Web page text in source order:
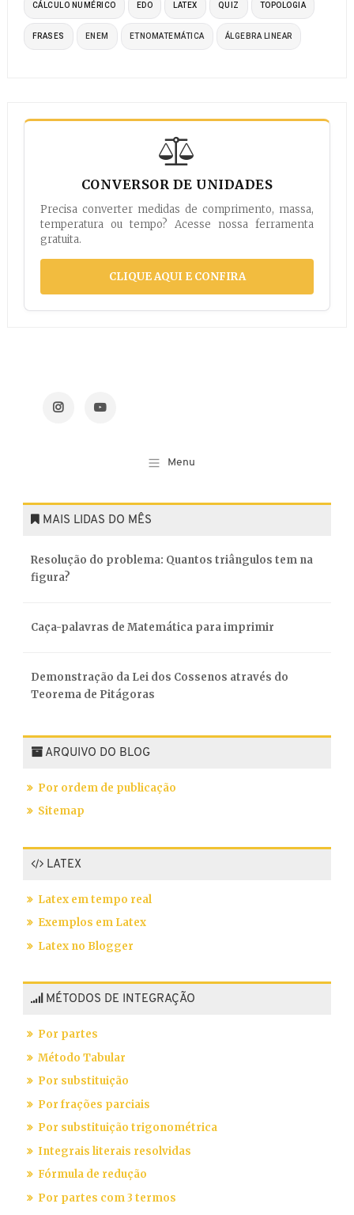
CÁLCULO NUMÉRICO EDO LATEX QUIZ TOPOLOGIA
FRASES ENEM ETNOMATEMÁTICA ÁLGEBRA LINEAR
CONVERSOR DE UNIDADES
Precisa converter medidas de comprimento, massa,
temperatura ou tempo? Acesse nossa ferramenta
gratuita.
CLIQUE AQUI E CONFIRA
MAIS LIDAS DO MÊS
Resolução do problema: Quantos triângulos tem na
figura?
Caça-palavras de Matemática para imprimir
Demonstração da Lei dos Cossenos através do
Teorema de Pitágoras
ARQUIVO DO BLOG
Por ordem de publicação
Sitemap
LATEX
Latex em tempo real
Exemplos em Latex
Latex no Blogger
MÉTODOS DE INTEGRAÇÃO
Por partes
Método Tabular
Por substituição
Por frações parciais
Por substituição trigonométrica
Integrais literais resolvidas
Fórmula de redução
Por partes com 3 termos